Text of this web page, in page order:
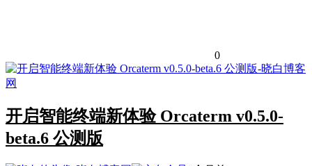
0
开启智能终端新体验 Orcaterm v0.5.0-
beta.6 公测版